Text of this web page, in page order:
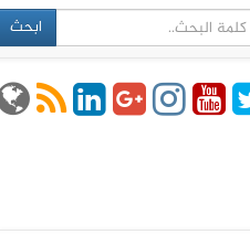
ابحث